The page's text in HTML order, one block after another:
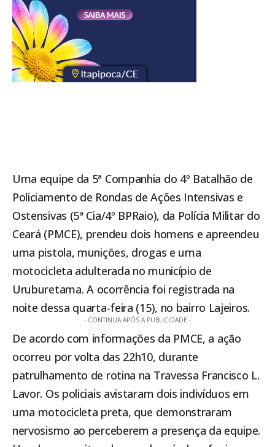
Uma equipe da 5ª Companhia do 4º Batalhão de
Policiamento de Rondas de Ações Intensivas e
Ostensivas (5ª Cia/4º BPRaio), da Polícia Militar do
Ceará (PMCE), prendeu dois homens e apreendeu
uma pistola, munições, drogas e uma
motocicleta adulterada no município de
Uruburetama. A ocorrência foi registrada na
noite dessa quarta-feira (15), no bairro Lajeiros.
- CONTINUA APÓS A PUBLICIDADE -
De acordo com informações da PMCE, a ação
ocorreu por volta das 22h10, durante
patrulhamento de rotina na Travessa Francisco L.
Lavor. Os policiais avistaram dois indivíduos em
uma motocicleta preta, que demonstraram
nervosismo ao perceberem a presença da equipe.